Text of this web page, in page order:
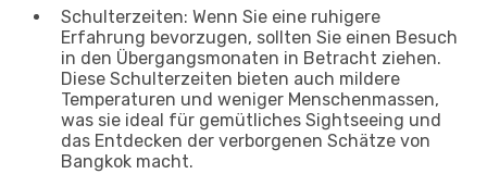
Schulterzeiten: Wenn Sie eine ruhigere
Erfahrung bevorzugen, sollten Sie einen Besuch
in den Übergangsmonaten in Betracht ziehen.
Diese Schulterzeiten bieten auch mildere
Temperaturen und weniger Menschenmassen,
was sie ideal für gemütliches Sightseeing und
das Entdecken der verborgenen Schätze von
Bangkok macht.